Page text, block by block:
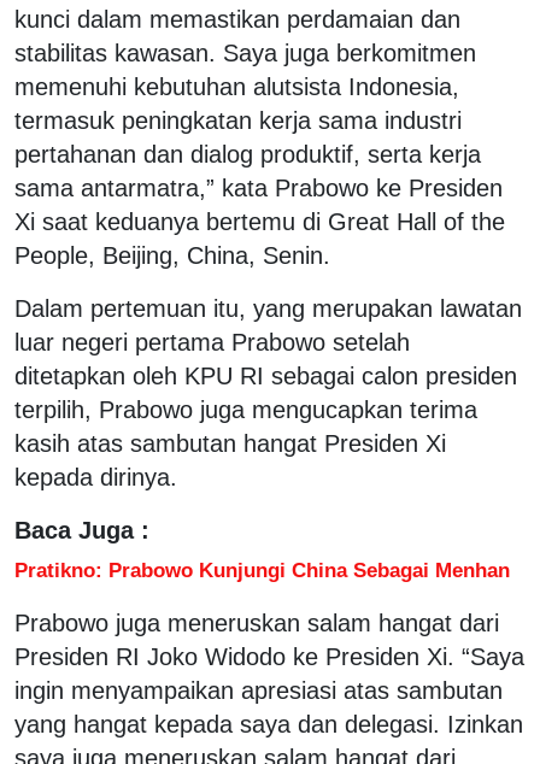
kunci dalam memastikan perdamaian dan
stabilitas kawasan. Saya juga berkomitmen
memenuhi kebutuhan alutsista Indonesia,
termasuk peningkatan kerja sama industri
pertahanan dan dialog produktif, serta kerja
sama antarmatra,” kata Prabowo ke Presiden
Xi saat keduanya bertemu di Great Hall of the
People, Beijing, China, Senin.
Dalam pertemuan itu, yang merupakan lawatan
luar negeri pertama Prabowo setelah
ditetapkan oleh KPU RI sebagai calon presiden
terpilih, Prabowo juga mengucapkan terima
kasih atas sambutan hangat Presiden Xi
kepada dirinya.
Baca Juga :
Pratikno: Prabowo Kunjungi China Sebagai Menhan
Prabowo juga meneruskan salam hangat dari
Presiden RI Joko Widodo ke Presiden Xi. “Saya
ingin menyampaikan apresiasi atas sambutan
yang hangat kepada saya dan delegasi. Izinkan
saya juga meneruskan salam hangat dari